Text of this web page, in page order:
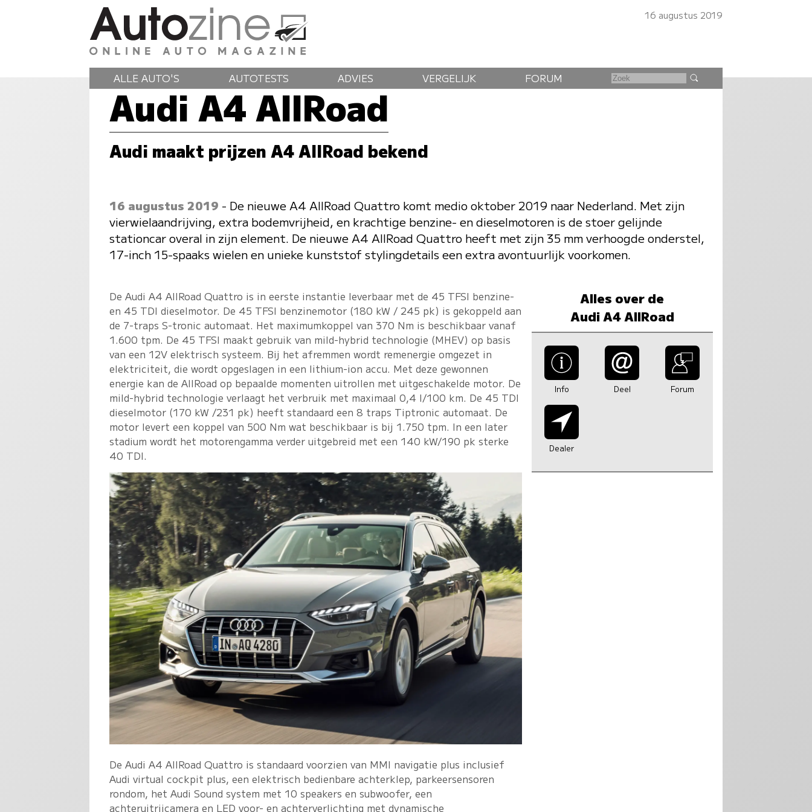
16 augustus 2019
ALLE AUTO'S AUTOTESTS ADVIES VERGELIJK FORUM
Audi A4 AllRoad
Audi maakt prijzen A4 AllRoad bekend
16 augustus 2019 - De nieuwe A4 AllRoad Quattro komt medio oktober 2019 naar Nederland. Met zijn
vierwielaandrijving, extra bodemvrijheid, en krachtige benzine- en dieselmotoren is de stoer gelijnde
stationcar overal in zijn element. De nieuwe A4 AllRoad Quattro heeft met zijn 35 mm verhoogde onderstel,
17-inch 15-spaaks wielen en unieke kunststof stylingdetails een extra avontuurlijk voorkomen.
De Audi A4 AllRoad Quattro is in eerste instantie leverbaar met de 45 TFSI benzine-
en 45 TDI dieselmotor. De 45 TFSI benzinemotor (180 kW / 245 pk) is gekoppeld aan
de 7-traps S-tronic automaat. Het maximumkoppel van 370 Nm is beschikbaar vanaf
1.600 tpm. De 45 TFSI maakt gebruik van mild-hybrid technologie (MHEV) op basis
van een 12V elektrisch systeem. Bij het afremmen wordt remenergie omgezet in
elektriciteit, die wordt opgeslagen in een lithium-ion accu. Met deze gewonnen
energie kan de AllRoad op bepaalde momenten uitrollen met uitgeschakelde motor. De
mild-hybrid technologie verlaagt het verbruik met maximaal 0,4 l/100 km. De 45 TDI
dieselmotor (170 kW /231 pk) heeft standaard een 8 traps Tiptronic automaat. De
motor levert een koppel van 500 Nm wat beschikbaar is bij 1.750 tpm. In een later
stadium wordt het motorengamma verder uitgebreid met een 140 kW/190 pk sterke
40 TDI.
De Audi A4 AllRoad Quattro is standaard voorzien van MMI navigatie plus inclusief
Audi virtual cockpit plus, een elektrisch bedienbare achterklep, parkeersensoren
rondom, het Audi Sound system met 10 speakers en subwoofer, een
achteruitrijcamera en LED voor- en achterverlichting met dynamische
Alles over de
Audi A4 AllRoad
Info Deel Forum
Dealer